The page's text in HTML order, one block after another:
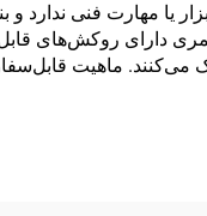
یا مهارت فنی ندارد
دارای روکش‌های
ماهیت